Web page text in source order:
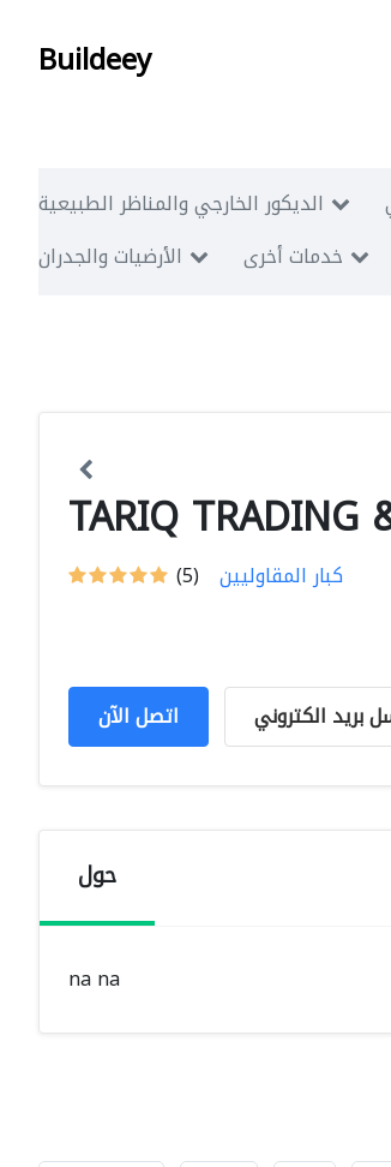
Buildeey
الديكور الخارجي والمناظر الطبيعية
الأرضيات والجدران
خدمات أخرى
TARIQ TRADING
(5) كبار المقاوليين
اتصل الآن بريد الكتروني
حول
na na